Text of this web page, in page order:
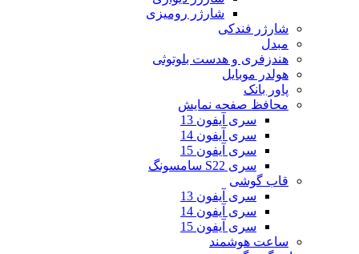
شارژر رومیزی
شارژر فندکی
مبدل
هندزفری و هدست بلوتوثی
هولدر موبایل
پاور بانک
محافظ صفحه نمایش
سری آیفون 13
سری آیفون 14
سری آیفون 15
سری S22 سامسونگ
قاب گوشی
سری آیفون 13
سری آیفون 14
سری آیفون 15
ساعت هوشمند